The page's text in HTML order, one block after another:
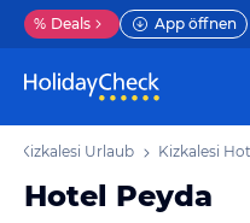
% Deals App öffnen
Kizkalesi Urlaub Kizkalesi
Hotel Peyda